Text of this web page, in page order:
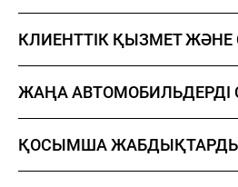
КЛИЕНТТІК ҚЫЗМЕТ ЖӘНЕ
ЖАҢА АВТОМОБИЛЬДЕРДІ
ҚОСЫМША ЖАБДЫҚТАРДЫ